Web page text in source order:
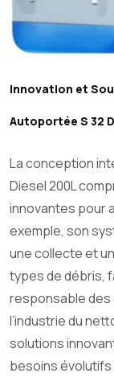
Innovation et
Autoportée S 32
La conception
Diesel 200L
innovantes pour
exemple, son
une collecte et
types de débris,
responsable des
l’industrie du
solutions
besoins